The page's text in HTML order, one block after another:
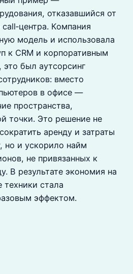
отказавшийся от
Компания
модель и использовала
к CRM и корпоративным
был аутсорсинг
вместо
в офисе —
пространства,
точки. Это решение не
аренду и затраты
но и ускорило найм
не привязанных к
В результате экономия на
стала
эффектом.